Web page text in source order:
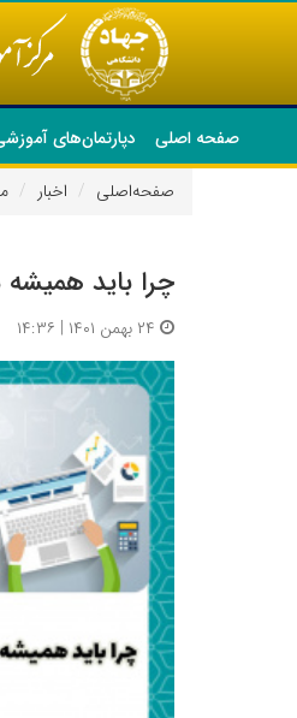
صفحه اصلی دپارتمان‌های
صفحه‌اصلی
اخبار
چرا باید